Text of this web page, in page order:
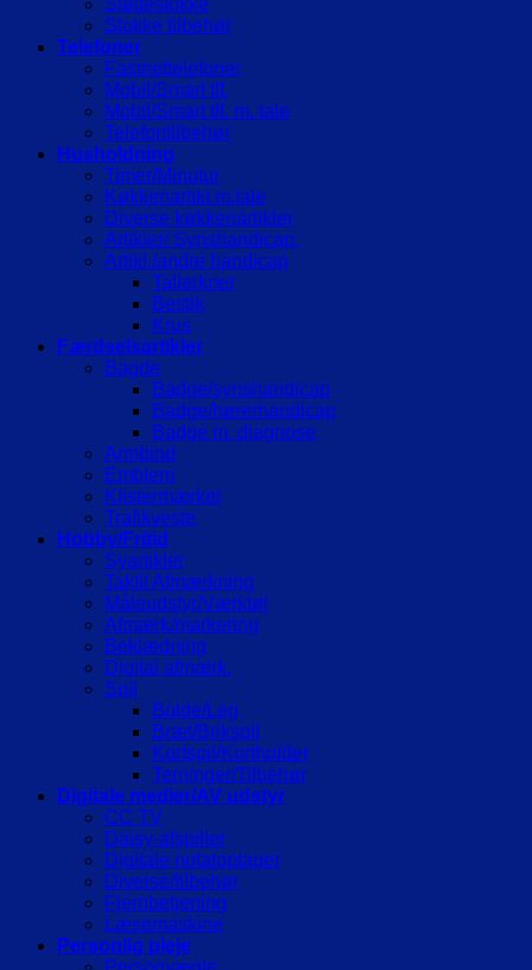
Støttestokke
Stokke tilbehør
Telefoner
Fastnettelefoner
Mobil/Smart tlf.
Mobil/Smart tlf. m. tale
Telefontilbehør
Husholdning
Timer/Minutur
Køkkenartikl.m.tale
Diverse køkkenartikler
Artikler/ Synshandicap.
Artikl./andre handicap
Tallerkner
Bestik
Krus
Færdselsartikler
Bagde
Badge/synshandicap
Badge/hørerhandicap
Badge m. diagnose
Armbind
Emblem
Klistermærker
Trafikveste
Hobby/Fritid
Syartikler
Taktil Afmærkning
Måleudstyr/Værktøj
Afmærk/markering
Beklædning
Digital afmærk.
Spil
Bolde/Leg
Bræt/Brikspil
Kortspil/Kortholder
Terninger/Tilbehør
Digitale medier/AV udstyr
CC TV
Daisy-afspiller
Digitale notatoptager
Diverse/tilbehør
Fjernbetjening
Læsemaskine
Personlig pleje